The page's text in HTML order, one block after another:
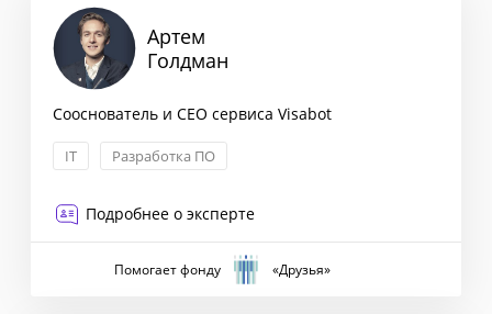
Артем
Голдман
Сооснователь и CEO сервиса Visabot
IT Разработка ПО
Подробнее о эксперте
Помогает фонду «Друзья»